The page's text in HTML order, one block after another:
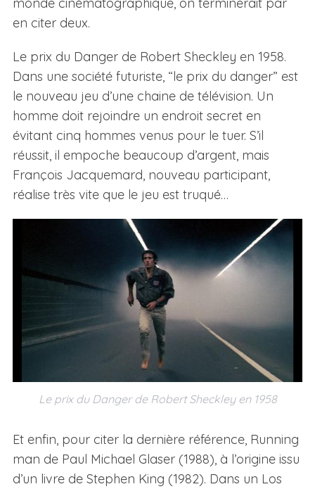
en citer deux.
Le prix du Danger de Robert Sheckley en 1958.
Dans une société futuriste, “le prix du danger” est
le nouveau jeu d’une chaine de télévision. Un
homme doit rejoindre un endroit secret en
évitant cinq hommes venus pour le tuer. S’il
réussit, il empoche beaucoup d’argent, mais
François Jacquemard, nouveau participant,
réalise très vite que le jeu est truqué…
Le prix du Danger de Robert Sheckley en 1958
Et enfin, pour citer la dernière référence, Running
man de Paul Michael Glaser (1988), à l’origine issu
d’un livre de Stephen King (1982). Dans un Los